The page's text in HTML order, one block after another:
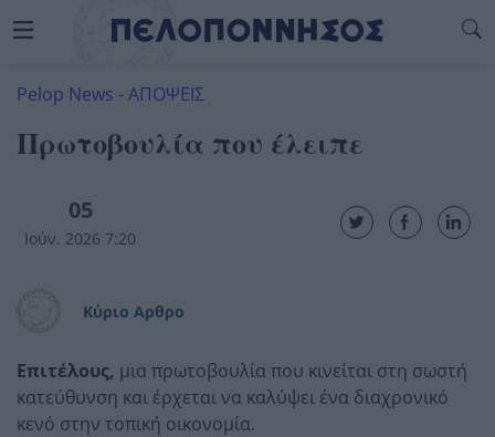
Pelop News -ΑΠΟΨΕΙΣ
Πρωτοβουλία που έλειπε
05
Ιούν. 2026 7:20
Κύριο Αρθρο
Επιτέλους, μια πρωτοβουλία που κινείται στη σωστή
κατεύθυνση και έρχεται να καλύψει ένα διαχρονικό
κενό στην τοπική οικονομία.